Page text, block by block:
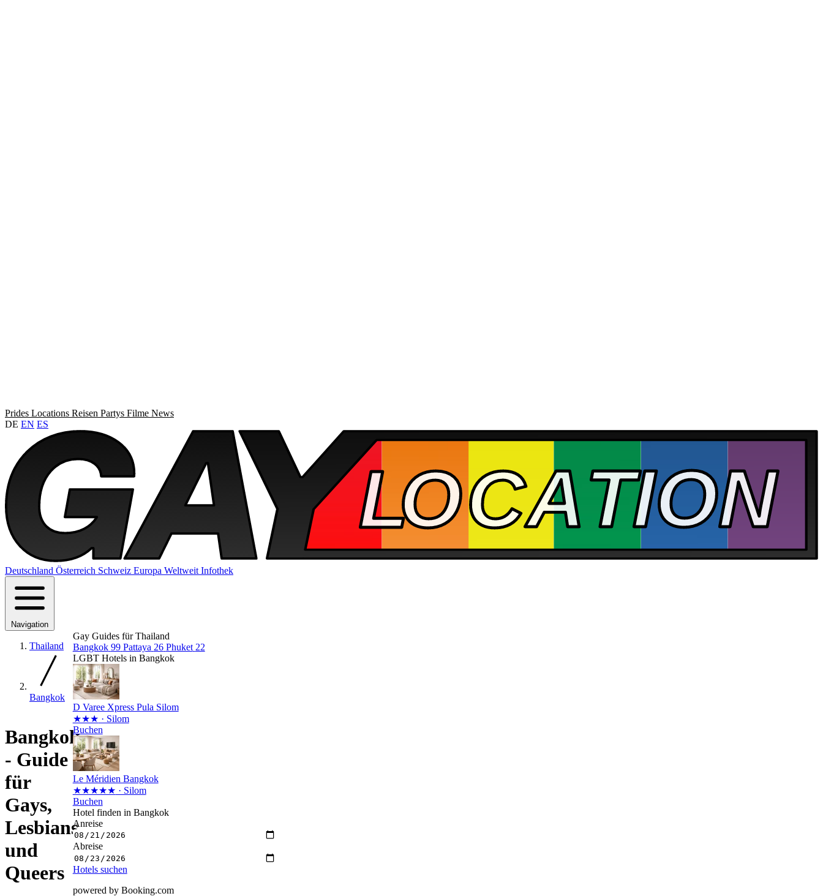
Prides Locations Reisen Partys Filme News
DE EN ES
Deutschland Österreich Schweiz Europa Weltweit Infothek
Navigation
Thailand
Bangkok
Bangkok
- Guide
für
Gays,
Lesbians
und
Queers
Gay Guides für Thailand
Bangkok 99 Pattaya 26 Phuket 22
LGBT Hotels in Bangkok
D Varee Xpress Pula Silom
★★★ · Silom
Buchen
Le Méridien Bangkok
★★★★★ · Silom
Buchen
Hotel finden in Bangkok
Anreise
Abreise
Hotels suchen
powered by Booking.com